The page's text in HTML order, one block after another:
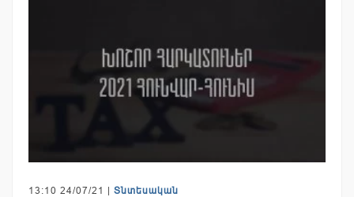
13:10 24/07/21 | Տնտեսական